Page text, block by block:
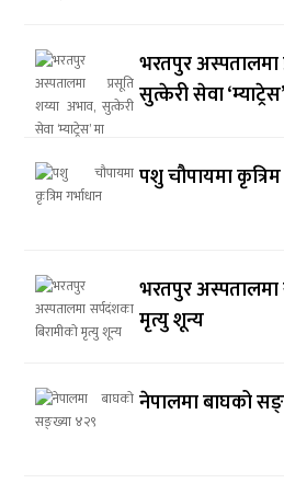
भरतपुर अस्पतालमा
सुत्केरी सेवा
पशु चौपायमा कृत्रिम
भरतपुर अस्पतालमा
मृत्यु शून्य
नेपालमा बाघको